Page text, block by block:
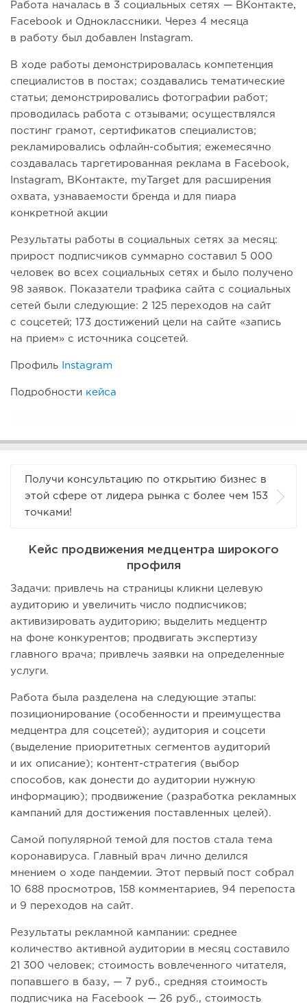
Работа началась в 3 социальных сетях — ВКонтакте,
Facebook и Одноклассники. Через 4 месяца
в работу был добавлен Instagram.
В ходе работы демонстрировалась компетенция
специалистов в постах; создавались тематические
статьи; демонстрировались фотографии работ;
проводилась работа с отзывами; осуществлялся
постинг грамот, сертификатов специалистов;
рекламировались офлайн-события; ежемесячно
создавалась таргетированная реклама в Facebook,
Instagram, ВКонтакте, myTarget для расширения
охвата, узнаваемости бренда и для пиара
конкретной акции
Результаты работы в социальных сетях за месяц:
прирост подписчиков суммарно составил 5 000
человек во всех социальных сетях и было получено
98 заявок. Показатели трафика сайта с социальных
сетей были следующие: 2 125 переходов на сайт
с соцсетей; 173 достижений цели на сайте «запись
на прием» с источника соцсетей.
Профиль Instagram
Подробности кейса
Получи консультацию по открытию бизнес в
этой сфере от лидера рынка с более чем 153
точками!
Кейс продвижения медцентра широкого
профиля
Задачи: привлечь на страницы кликни целевую
аудиторию и увеличить число подписчиков;
активизировать аудиторию; выделить медцентр
на фоне конкурентов; продвигать экспертизу
главного врача; привлечь заявки на определенные
услуги.
Работа была разделена на следующие этапы:
позиционирование (особенности и преимущества
медцентра для соцсетей); аудитория и соцсети
(выделение приоритетных сегментов аудиторий
и их описание); контент-стратегия (выбор
способов, как донести до аудитории нужную
информацию); продвижение (разработка рекламных
кампаний для достижения поставленных целей).
Самой популярной темой для постов стала тема
коронавируса. Главный врач лично делился
мнением о ходе пандемии. Этот первый пост собрал
10 688 просмотров, 158 комментариев, 94 перепоста
и 9 переходов на сайт.
Результаты рекламной кампании: среднее
количество активной аудитории в месяц составило
21 300 человек; стоимость вовлеченного читателя,
попавшего в базу, — 7 руб., средняя стоимость
подписчика на Facebook — 26 руб., стоимость